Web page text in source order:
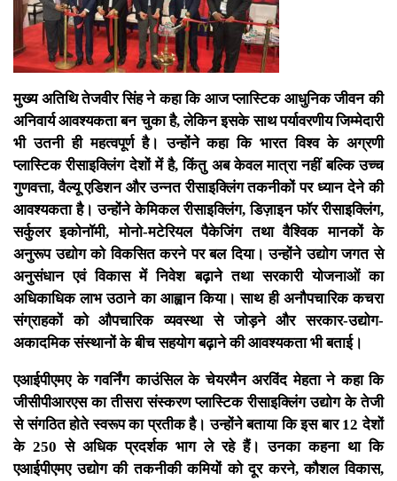
मुख्य अतिथि तेजवीर सिंह ने कहा कि आज प्लास्टिक आधुनिक जीवन की
अनिवार्य आवश्यकता बन चुका है, लेकिन इसके साथ पर्यावरणीय जिम्मेदारी
भी उतनी ही महत्वपूर्ण है। उन्होंने कहा कि भारत विश्व के अग्रणी
प्लास्टिक रीसाइक्लिंग देशों में है, किंतु अब केवल मात्रा नहीं बल्कि उच्च
गुणवत्ता, वैल्यू एडिशन और उन्नत रीसाइक्लिंग तकनीकों पर ध्यान देने की
आवश्यकता है। उन्होंने केमिकल रीसाइक्लिंग, डिज़ाइन फॉर रीसाइक्लिंग,
सर्कुलर इकोनॉमी, मोनो-मटेरियल पैकेजिंग तथा वैश्विक मानकों के
अनुरूप उद्योग को विकसित करने पर बल दिया। उन्होंने उद्योग जगत से
अनुसंधान एवं विकास में निवेश बढ़ाने तथा सरकारी योजनाओं का
अधिकाधिक लाभ उठाने का आह्वान किया। साथ ही अनौपचारिक कचरा
संग्राहकों को औपचारिक व्यवस्था से जोड़ने और सरकार-उद्योग-
अकादमिक संस्थानों के बीच सहयोग बढ़ाने की आवश्यकता भी बताई।
एआईपीएमए के गवर्निंग काउंसिल के चेयरमैन अरविंद मेहता ने कहा कि
जीसीपीआरएस का तीसरा संस्करण प्लास्टिक रीसाइक्लिंग उद्योग के तेजी
से संगठित होते स्वरूप का प्रतीक है। उन्होंने बताया कि इस बार 12 देशों
के 250 से अधिक प्रदर्शक भाग ले रहे हैं। उनका कहना था कि
एआईपीएमए उद्योग की तकनीकी कमियों को दूर करने, कौशल विकास,